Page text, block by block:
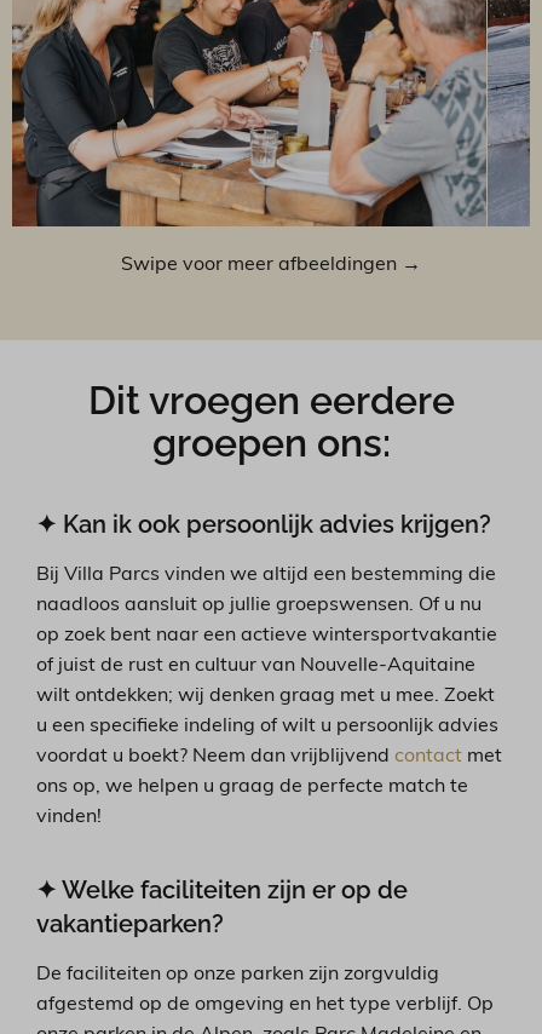
Swipe voor meer afbeeldingen →
Dit vroegen eerdere
groepen ons:
✦ Kan ik ook persoonlijk advies krijgen?
Bij Villa Parcs vinden we altijd een bestemming die
naadloos aansluit op jullie groepswensen. Of u nu
op zoek bent naar een actieve wintersportvakantie
of juist de rust en cultuur van Nouvelle-Aquitaine
wilt ontdekken; wij denken graag met u mee. Zoekt
u een specifieke indeling of wilt u persoonlijk advies
voordat u boekt? Neem dan vrijblijvendcontact met
ons op, we helpen u graag de perfecte match te
vinden!
✦ Welke faciliteiten zijn er op de
vakantieparken?
De faciliteiten op onze parken zijn zorgvuldig
afgestemd op de omgeving en het type verblijf. Op